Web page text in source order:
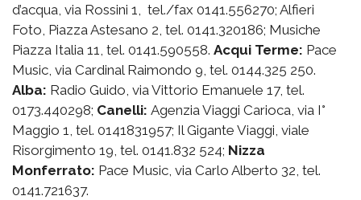
d’acqua, via Rossini 1, tel./fax 0141.556270; Alfieri
Foto, Piazza Astesano 2, tel. 0141.320186; Musiche
Piazza Italia 11, tel. 0141.590558. Acqui Terme: Pace
Music, via Cardinal Raimondo 9, tel. 0144.325 250.
Alba: Radio Guido, via Vittorio Emanuele 17, tel.
0173.440298; Canelli: Agenzia Viaggi Carioca, via I°
Maggio 1, tel. 0141831957; Il Gigante Viaggi, viale
Risorgimento 19, tel. 0141.832 524; Nizza
Monferrato: Pace Music, via Carlo Alberto 32, tel.
0141.721637.